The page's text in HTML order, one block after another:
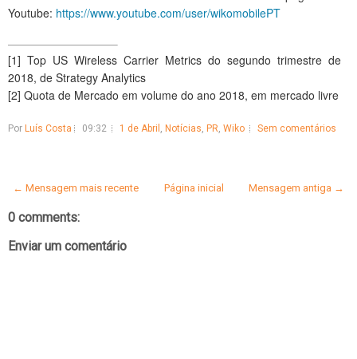
Youtube: https://www.youtube.com/user/wikomobilePT
[1] Top US Wireless Carrier Metrics do segundo trimestre de
2018, de Strategy Analytics
[2] Quota de Mercado em volume do ano 2018, em mercado livre
Por Luís Costa 09:32 1 de Abril Notícias PR Wiko Sem comentários
← Mensagem mais recente Mensagem antiga →
Página inicial
0 comments:
Enviar um comentário